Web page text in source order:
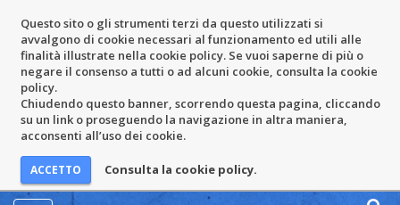
Questo sito o gli strumenti terzi da questo utilizzati si
avvalgono di cookie necessari al funzionamento ed utili alle
finalità illustrate nella cookie policy. Se vuoi saperne di più o
negare il consenso a tutti o ad alcuni cookie, consulta la cookie
policy.
Chiudendo questo banner, scorrendo questa pagina, cliccando
su un link o proseguendo la navigazione in altra maniera,
acconsenti all’uso dei cookie.
Consulta la cookie policy.